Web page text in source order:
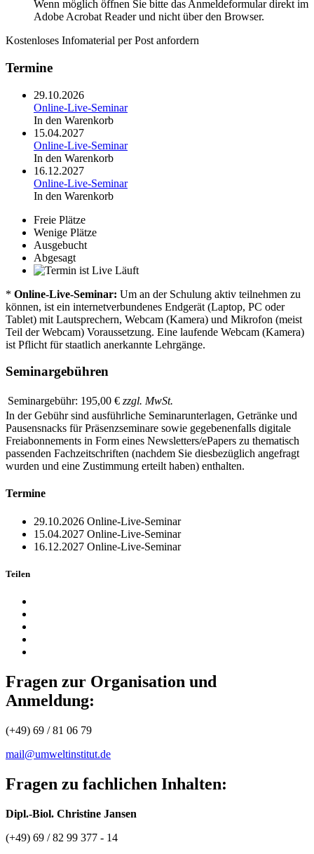
Wenn möglich öffnen Sie bitte das Anmeldeformular direkt im
Adobe Acrobat Reader und nicht über den Browser.
Kostenloses Infomaterial per Post anfordern
Termine
29.10.2026
Online-Live-Seminar
In den Warenkorb
15.04.2027
Online-Live-Seminar
In den Warenkorb
16.12.2027
Online-Live-Seminar
In den Warenkorb
Freie Plätze
Wenige Plätze
Ausgebucht
Abgesagt
Läuft
* Online-Live-Seminar: Um an der Schulung aktiv teilnehmen zu
können, ist ein internetverbundenes Endgerät (Laptop, PC oder
Tablet) mit Lautsprechern, Webcam (Kamera) und Mikrofon (meist
Teil der Webcam) Voraussetzung. Eine laufende Webcam (Kamera)
ist Pflicht für staatlich anerkannte Lehrgänge.
Seminargebühren
Seminargebühr: 195,00 € zzgl. MwSt.
In der Gebühr sind ausführliche Seminarunterlagen, Getränke und
Pausensnacks für Präsenzseminare sowie gegebenenfalls digitale
Freiabonnements in Form eines Newsletters/ePapers zu thematisch
passenden Fachzeitschriften (nachdem Sie diesbezüglich angefragt
wurden und eine Zustimmung erteilt haben) enthalten.
Termine
29.10.2026 Online-Live-Seminar
15.04.2027 Online-Live-Seminar
16.12.2027 Online-Live-Seminar
Teilen
Fragen zur Organisation und
Anmeldung:
(+49) 69 / 81 06 79
mail@umweltinstitut.de
Fragen zu fachlichen Inhalten:
Dipl.-Biol. Christine Jansen
(+49) 69 / 82 99 377 - 14